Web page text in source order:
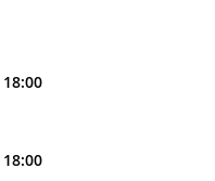
18:00
18:00